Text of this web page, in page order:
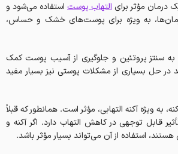
درمان مؤثر برایالتهاب پوست استفاده می‌شود و
به ویژه برای پوست‌های خشک و حساس،
به سنتز پروتئین و جلوگیری از آسیب پوست کمک
در حل بسیاری از مشکلات پوستی نیز بسیار مفید
به ویژه آکنه التهابی، مؤثر است. همانطور که قبلاً
قابل توجهی در کاهش التهاب دارد. اگر آکنه و
استفاده از آن می‌تواند بسیار مؤثر باشد.